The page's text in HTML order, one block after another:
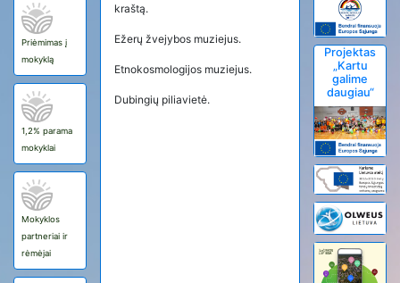
Priėmimas į
mokyklą
1,2% parama
mokyklai
Mokyklos
partneriai ir
rėmėjai
kraštą.
Ežerų žvejybos muziejus.
Etnokosmologijos muziejus.
Dubingių piliavietė.
Projektas
„Kartu
galime
daugiau“